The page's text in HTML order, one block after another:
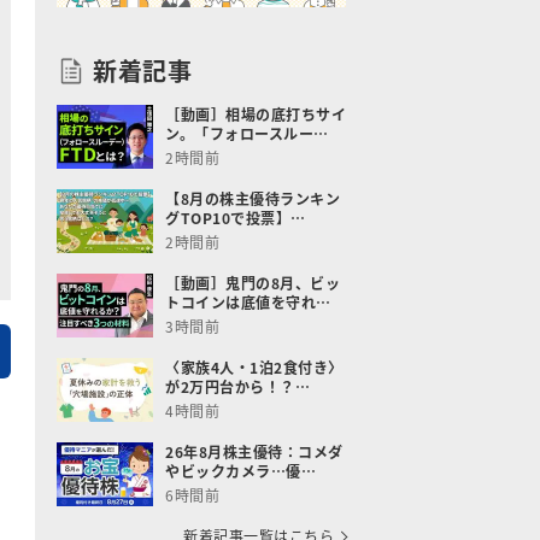
新着記事
［動画］相場の底打ちサイ
ン。「フォロースルー…
2時間前
【8月の株主優待ランキン
グTOP10で投票】…
2時間前
［動画］鬼門の8月、ビッ
トコインは底値を守れ…
3時間前
〈家族4人・1泊2食付き〉
が2万円台から！？…
4時間前
26年8月株主優待：コメダ
やビックカメラ…優…
6時間前
新着記事一覧はこちら